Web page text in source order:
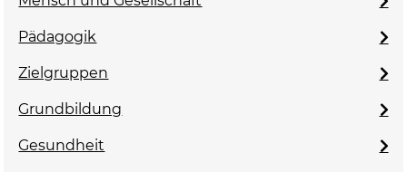
Pädagogik
Zielgruppen
Grundbildung
Gesundheit